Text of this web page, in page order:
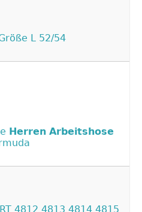
L 52/54
Herren Arbeitshose
4812 4813 4814 4815